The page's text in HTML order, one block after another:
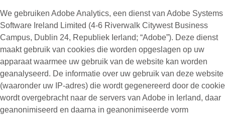
We gebruiken Adobe Analytics, een dienst van Adobe Systems
Software Ireland Limited (4-6 Riverwalk Citywest Business
Campus, Dublin 24, Republiek Ierland; “Adobe”). Deze dienst
maakt gebruik van cookies die worden opgeslagen op uw
apparaat waarmee uw gebruik van de website kan worden
geanalyseerd. De informatie over uw gebruik van deze website
(waaronder uw IP-adres) die wordt gegenereerd door de cookie
wordt overgebracht naar de servers van Adobe in Ierland, daar
geanonimiseerd en daarna in geanonimiseerde vorm